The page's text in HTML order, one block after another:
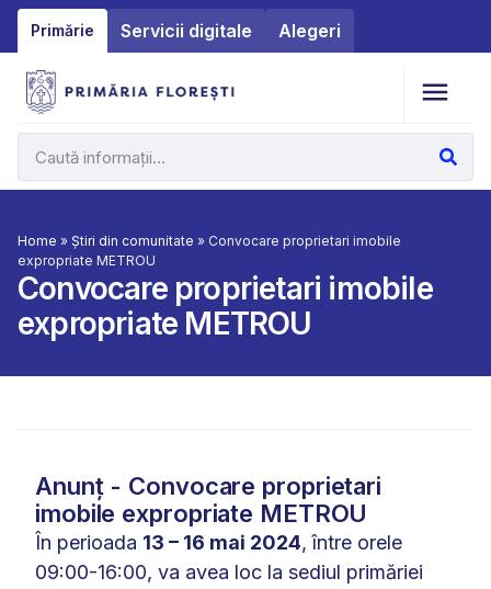
Primărie Servicii digitale Alegeri
Home » Știri din comunitate » Convocare proprietari imobile
expropriate METROU
Convocare proprietari imobile
expropriate METROU
Anunț - Convocare proprietari
imobile expropriate METROU
În perioada 13 – 16 mai 2024, între orele
09:00-16:00, va avea loc la sediul primăriei